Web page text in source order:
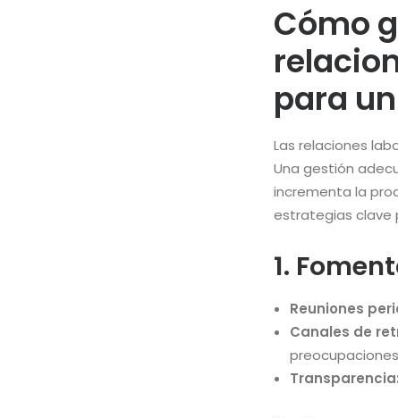
Cómo
para
Las relaciones
Una gestión
incrementa la
estrategias clave
1.
Reuniones
Canales de
Transparencia: